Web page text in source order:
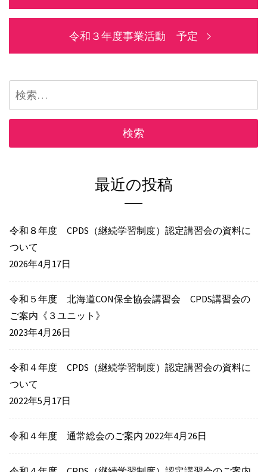
ナ
ゲ
ー
シ
ョ
の
稿:
次
の
稿:
令和３年度事業活動 予定
検
最近の投稿
令和８年度 CPDS（継続学習制度）認定講習会の資料に
ついて
2026年4月17日
令和５年度 北海道CON保全協会講習会 CPDS講習会の
ご案内《３ユニット》
2023年4月26日
令和４年度 CPDS（継続学習制度）認定講習会の資料に
ついて
2022年5月17日
令和４年度 通常総会のご案内 2022年4月26日